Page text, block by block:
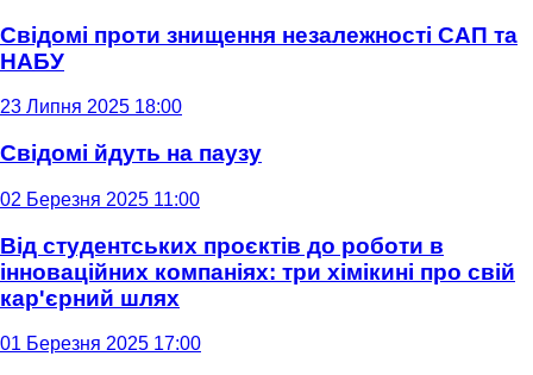
Свідомі проти знищення незалежності САП та
НАБУ
23 Липня 2025 18:00
Свідомі йдуть на паузу
02 Березня 2025 11:00
Від студентських проєктів до роботи в
інноваційних компаніях: три хімікині про свій
кар'єрний шлях
01 Березня 2025 17:00